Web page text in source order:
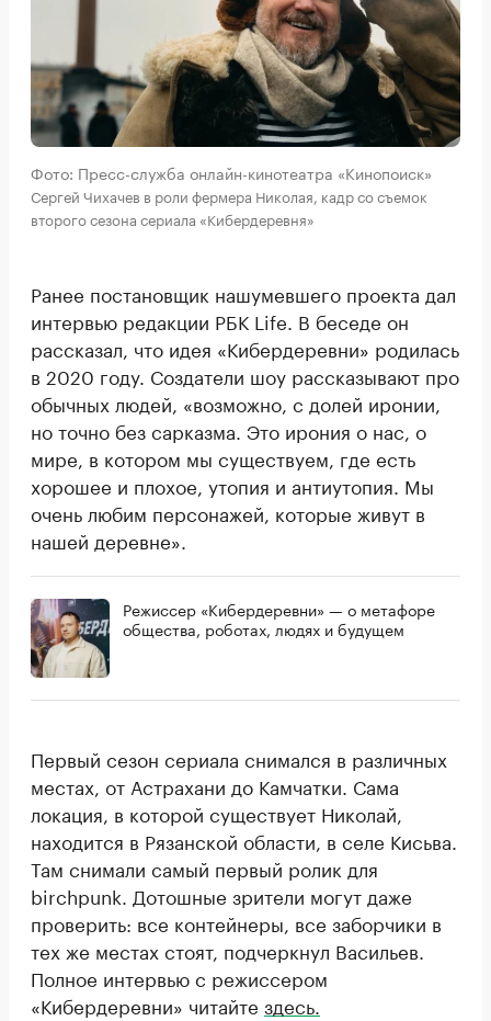
Фото: Пресс-служба онлайн-кинотеатра «Кинопоиск»
Сергей Чихачев в роли фермера Николая, кадр со съемок
второго сезона сериала «Кибердеревня»
Ранее постановщик нашумевшего проекта дал
интервью редакции РБК Life. В беседе он
рассказал, что идея «Кибердеревни» родилась
в 2020 году. Создатели шоу рассказывают про
обычных людей, «возможно, с долей иронии,
но точно без сарказма. Это ирония о нас, о
мире, в котором мы существуем, где есть
хорошее и плохое, утопия и антиутопия. Мы
очень любим персонажей, которые живут в
нашей деревне».
Режиссер «Кибердеревни» — о метафоре
общества, роботах, людях и будущем
Первый сезон сериала снимался в различных
местах, от Астрахани до Камчатки. Сама
локация, в которой существует Николай,
находится в Рязанской области, в селе Кисьва.
Там снимали самый первый ролик для
birchpunk. Дотошные зрители могут даже
проверить: все контейнеры, все заборчики в
тех же местах стоят, подчеркнул Васильев.
Полное интервью с режиссером
«Кибердеревни» читайте здесь.